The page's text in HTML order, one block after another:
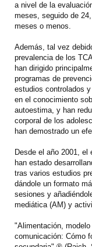
a nivel de la
meses, seguido de
meses o menos.
Además, tal vez
prevalencia de los
han dirigido
programas de
estudios controlados
en el conocimiento
autoestima, y ​​han
corporal de los
han demostrado un
Desde el año 2001, el
han estado
tras varios estudios
dándole un formato
sesiones y
mediática (AM) y
"Alimentación,
comunicación: Cómo